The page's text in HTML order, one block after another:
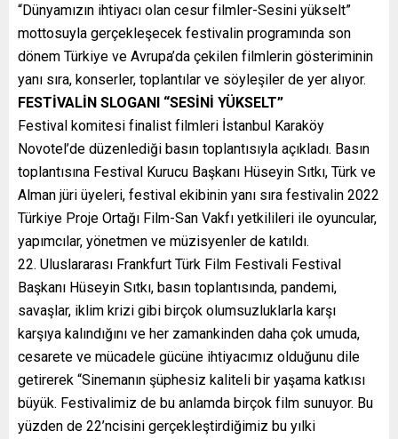
“Dünyamızın ihtiyacı olan cesur filmler-Sesini yükselt”
mottosuyla gerçekleşecek festivalin programında son
dönem Türkiye ve Avrupa’da çekilen filmlerin gösteriminin
yanı sıra, konserler, toplantılar ve söyleşiler de yer alıyor.
FESTİVALİN SLOGANI “SESİNİ YÜKSELT”
Festival komitesi finalist filmleri İstanbul Karaköy
Novotel’de düzenlediği basın toplantısıyla açıkladı. Basın
toplantısına Festival Kurucu Başkanı Hüseyin Sıtkı, Türk ve
Alman jüri üyeleri, festival ekibinin yanı sıra festivalin 2022
Türkiye Proje Ortağı Film-San Vakfı yetkilileri ile oyuncular,
yapımcılar, yönetmen ve müzisyenler de katıldı.
22. Uluslararası Frankfurt Türk Film Festivali Festival
Başkanı Hüseyin Sıtkı, basın toplantısında, pandemi,
savaşlar, iklim krizi gibi birçok olumsuzluklarla karşı
karşıya kalındığını ve her zamankinden daha çok umuda,
cesarete ve mücadele gücüne ihtiyacımız olduğunu dile
getirerek “Sinemanın şüphesiz kaliteli bir yaşama katkısı
büyük. Festivalimiz de bu anlamda birçok film sunuyor. Bu
yüzden de 22’ncisini gerçekleştirdiğimiz bu yılki